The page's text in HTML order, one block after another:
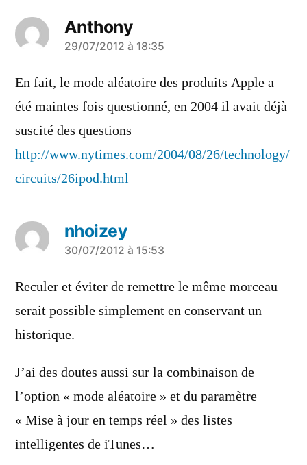
Anthony
a
dit :
29/07/2012 à 18:35
En fait, le mode aléatoire des produits Apple a
été maintes fois questionné, en 2004 il avait déjà
suscité des questions
http://www.nytimes.com/2004/08/26/technology/
circuits/26ipod.html
nhoizey
a
dit :
30/07/2012 à 15:53
Reculer et éviter de remettre le même morceau
serait possible simplement en conservant un
historique.
J’ai des doutes aussi sur la combinaison de
l’option « mode aléatoire » et du paramètre
« Mise à jour en temps réel » des listes
intelligentes de iTunes…